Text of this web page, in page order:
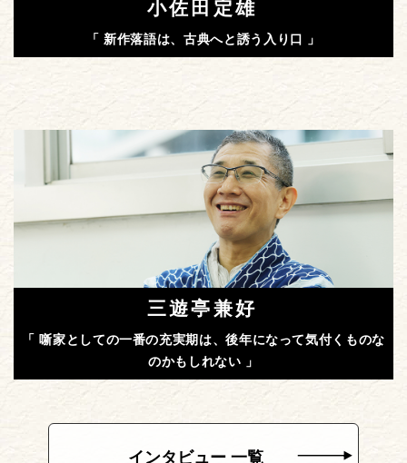
小佐田定雄
「 新作落語は、古典へと誘う入り口 」
三遊亭兼好
「 噺家としての一番の充実期は、後年になって気付くものな
のかもしれない 」
インタビュー 一覧